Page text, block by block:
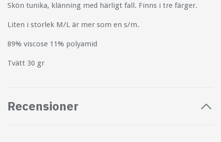
Skön tunika, klänning med härligt fall. Finns i tre färger.
Liten i storlek M/L är mer som en s/m.
89% viscose 11% polyamid
Tvätt 30 gr
Recensioner